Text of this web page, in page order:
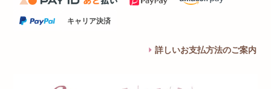
キャリア決済
詳しいお支払方法のご案内